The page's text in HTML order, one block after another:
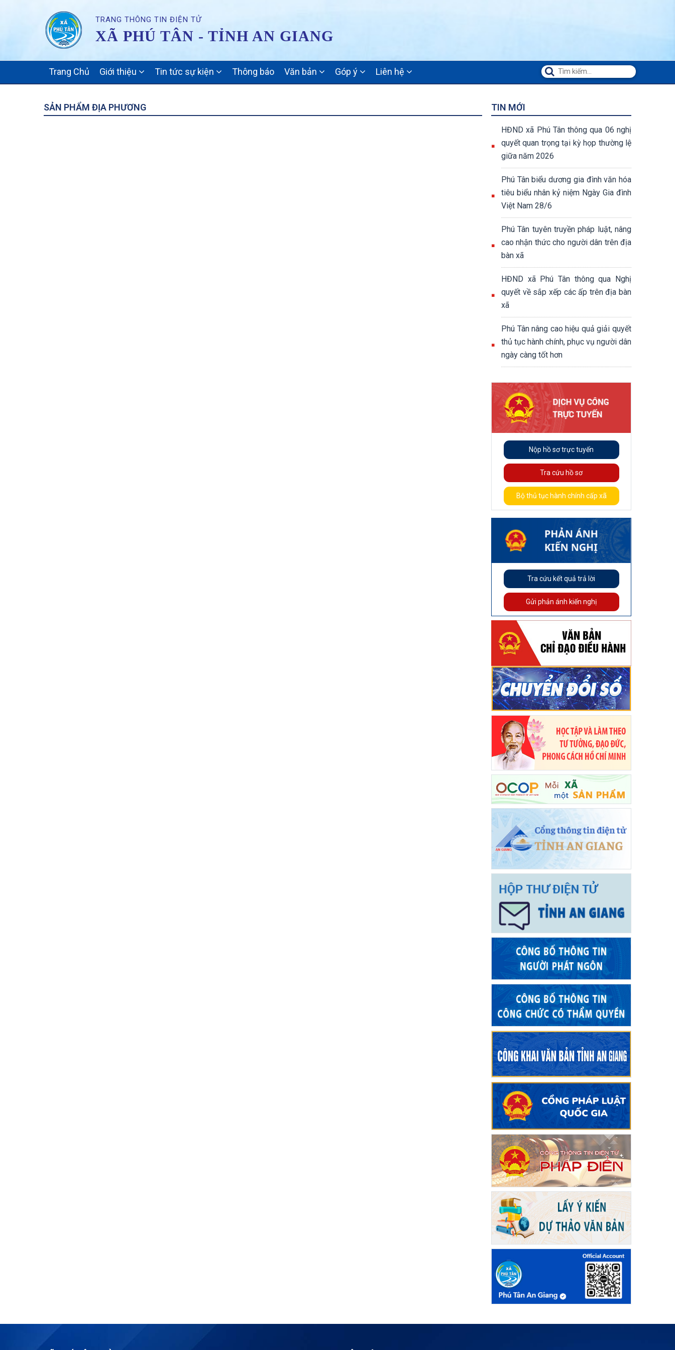
TRANG THÔNG TIN ĐIỆN TỬ
XÃ PHÚ TÂN - TỈNH AN GIANG
NAVIGATION
Trang Chủ Giới thiệu Tin tức sự kiện Thông báo Văn bản Góp ý Liên hệ
SẢN PHẨM ĐỊA PHƯƠNG TIN MỚI
HĐND xã Phú Tân thông qua 06 nghị
quyết quan trọng tại kỳ họp thường lệ
giữa năm 2026
Phú Tân biểu dương gia đình văn hóa
tiêu biểu nhân kỷ niệm Ngày Gia đình
Việt Nam 28/6
Phú Tân tuyên truyền pháp luật, nâng
cao nhận thức cho người dân trên địa
bàn xã
HĐND xã Phú Tân thông qua Nghị
quyết về sắp xếp các ấp trên địa bàn
xã
Phú Tân nâng cao hiệu quả giải quyết
thủ tục hành chính, phục vụ người dân
ngày càng tốt hơn
Nộp hồ sơ trực tuyến
Tra cứu hồ sơ
Bộ thủ tục hành chính cấp xã
Tra cứu kết quả trả lời
Gửi phản ánh kiến nghị